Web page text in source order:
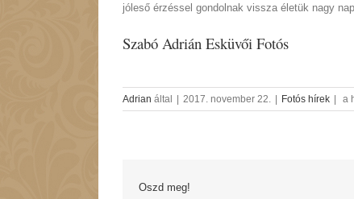
jóleső érzéssel gondolnak vissza életük nagy
Szabó Adrián Esküvői Fotós
Adrian által | 2017. november 22. | Fotós hírek | a
Oszd meg!